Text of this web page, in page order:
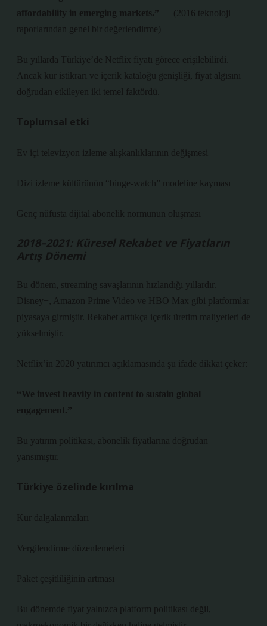
affordability in emerging markets.” — (2016 teknoloji
raporlarından genel bir değerlendirme)
Bu yıllarda Türkiye’de Netflix fiyatı görece erişilebilirdi.
Ancak kur istikrarı ve içerik kataloğu genişliği, fiyat algısını
doğrudan etkileyen iki temel faktördü.
Toplumsal etki
Ev içi televizyon izleme alışkanlıklarının değişmesi
Dizi izleme kültürünün “binge-watch” modeline kayması
Genç nüfusta dijital abonelik normunun oluşması
2018–2021: Küresel Rekabet ve Fiyatların
Artış Dönemi
Bu dönem, streaming savaşlarının hızlandığı yıllardır.
Disney+, Amazon Prime Video ve HBO Max gibi platformlar
piyasaya girmiştir. Rekabet arttıkça içerik üretim maliyetleri de
yükselmiştir.
Netflix’in 2020 yatırımcı açıklamasında şu ifade dikkat çeker:
“We invest heavily in content to sustain global
engagement.”
Bu yatırım politikası, abonelik fiyatlarına doğrudan
yansımıştır.
Türkiye özelinde kırılma
Kur dalgalanmaları
Vergilendirme düzenlemeleri
Paket çeşitliliğinin artması
Bu dönemde fiyat yalnızca platform politikası değil,